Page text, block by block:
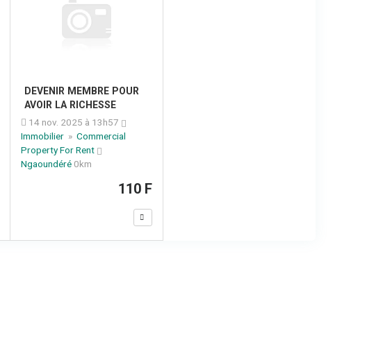
DEVENIR MEMBRE POUR
AVOIR LA RICHESSE
14 nov. 2025 à 13h57
Immobilier » Commercial
Property For Rent
Ngaoundéré 0km
110 F